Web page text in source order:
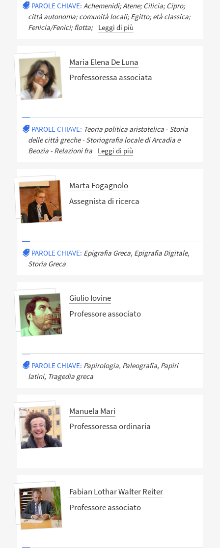
PAROLE CHIAVE: Achemenidi; Atene; Cilicia; Cipro;
città autonoma; comunità locali; Egitto; età classica;
Fenicia/Fenici; flotta;
Leggi di più
Maria Elena De Luna
Professoressa associata
PAROLE CHIAVE: Teoria politica aristotelica - Storia
delle città greche - Storiografia locale di Arcadia e
Beozia - Relazioni fra
Leggi di più
Marta Fogagnolo
Assegnista di ricerca
PAROLE CHIAVE: Epigrafia Greca, Epigrafia Digitale,
Storia Greca
Giulio Iovine
Professore associato
PAROLE CHIAVE: Papirologia, Paleografia, Papiri
latini, Tragedia greca
Manuela Mari
Professoressa ordinaria
Fabian Lothar Walter Reiter
Professore associato